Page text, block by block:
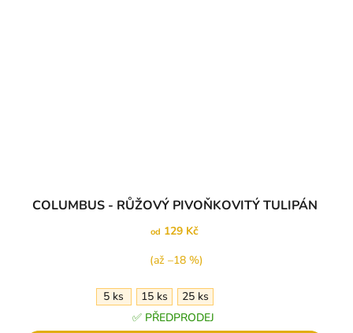
COLUMBUS - RŮŽOVÝ PIVOŇKOVITÝ TULIPÁN
od 129 Kč
(až –18 %)
5 ks 15 ks
25 ks
✅ PŘEDPRODEJ